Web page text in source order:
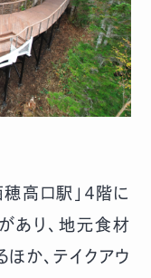
高口駅」４階に
あり、地元食材
か、テイクアウ